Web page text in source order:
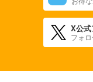
X公式
フォ